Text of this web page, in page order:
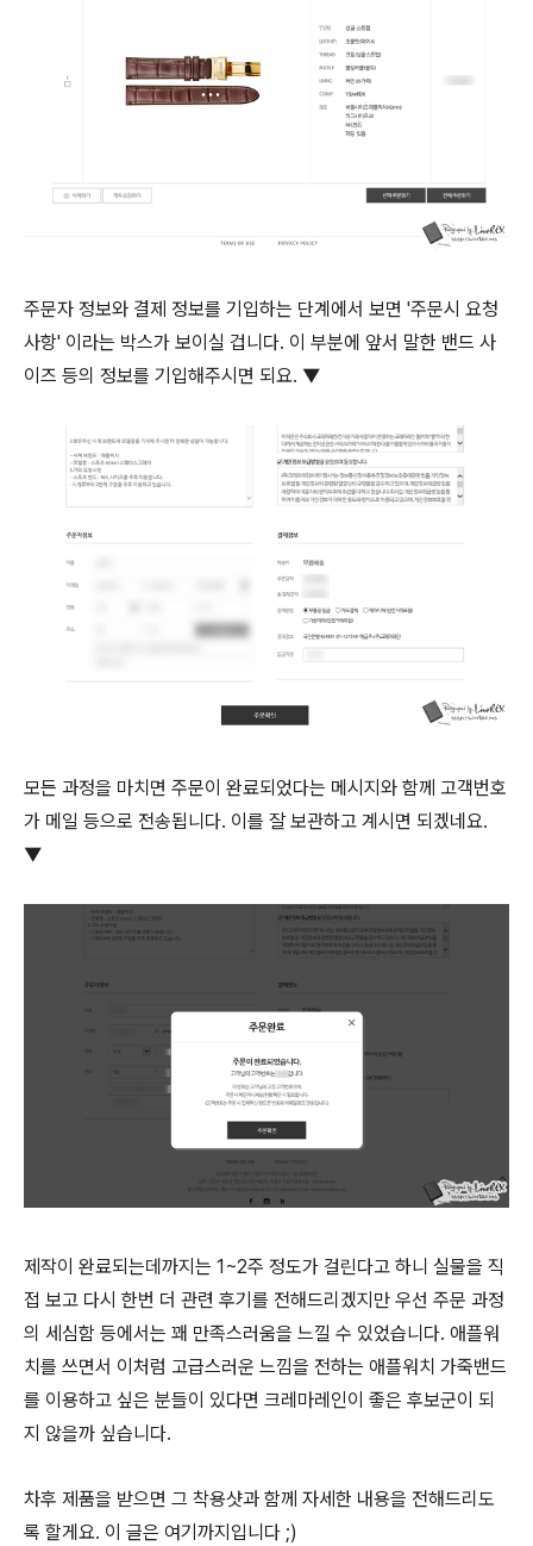
주문자 정보와 결제 정보를 기입하는 단계에서 보면 '주문시 요청
사항' 이라는 박스가 보이실 겁니다. 이 부분에 앞서 말한 밴드 사
이즈 등의 정보를 기입해주시면 되요. ▼
모든 과정을 마치면 주문이 완료되었다는 메시지와 함께 고객번호
가 메일 등으로 전송됩니다. 이를 잘 보관하고 계시면 되겠네요.
▼
제작이 완료되는데까지는 1~2주 정도가 걸린다고 하니 실물을 직
접 보고 다시 한번 더 관련 후기를 전해드리겠지만 우선 주문 과정
의 세심함 등에서는 꽤 만족스러움을 느낄 수 있었습니다. 애플워
치를 쓰면서 이처럼 고급스러운 느낌을 전하는 애플워치 가죽밴드
를 이용하고 싶은 분들이 있다면 크레마레인이 좋은 후보군이 되
지 않을까 싶습니다.
차후 제품을 받으면 그 착용샷과 함께 자세한 내용을 전해드리도
록 할게요. 이 글은 여기까지입니다 ;)